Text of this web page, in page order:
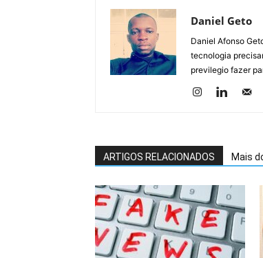
Daniel Geto
Daniel Afonso
tecnologia
previlegio fazer
ARTIGOS RELACIONADOS Mais